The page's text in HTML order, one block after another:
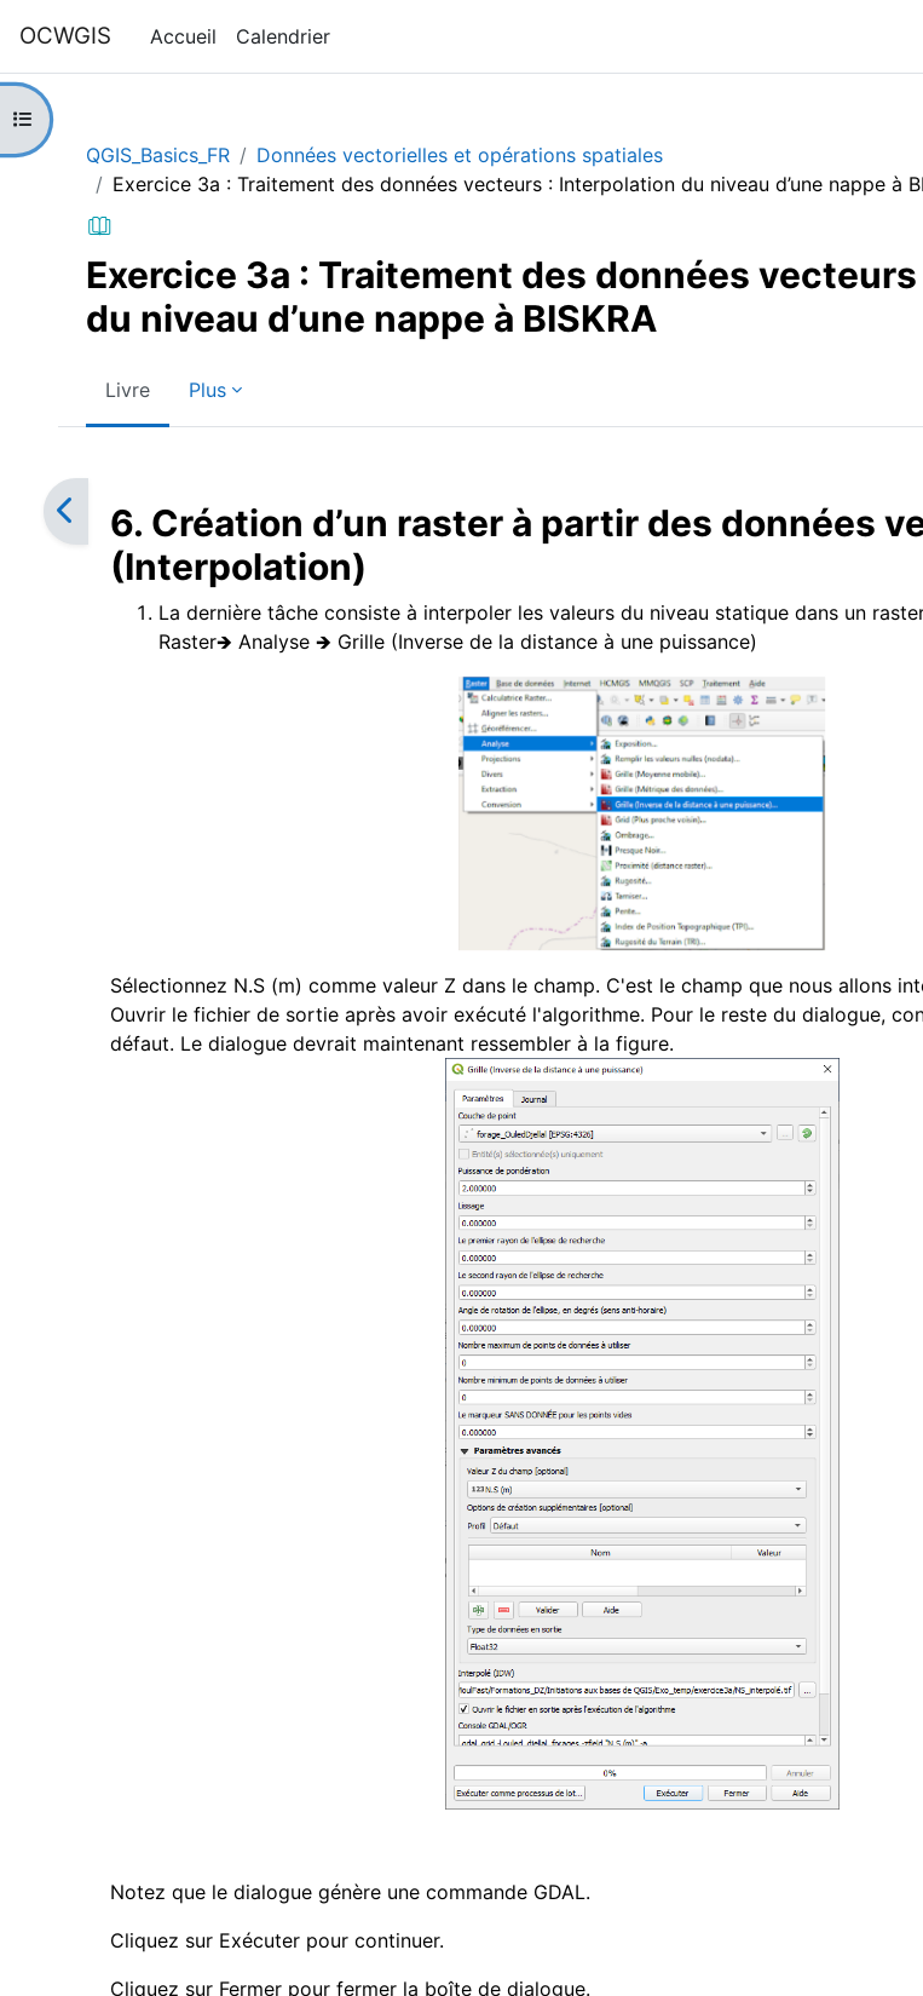
OCWGIS Accueil Calendrier
Ouvrir l’index du cours
QGIS_Basics_FR
Données vectorielles et opérations spatiales
Exercice 3a : Traitement des données vecteurs : Interpolation du niveau d’une nappe à
Exercice 3a : Traitement des données
du niveau d’une nappe à BISKRA
Livre Plus
6. Création d’un raster à partir des données
(Interpolation)
La dernière tâche consiste à interpoler les valeurs du niveau statique dans un
Raster🡺 Analyse 🡺 Grille (Inverse de la distance à une puissance)
Sélectionnez N.S (m) comme valeur Z dans le champ. C'est le champ que nous allons
Ouvrir le fichier de sortie après avoir exécuté l'algorithme. Pour le reste du dialogue,
défaut. Le dialogue devrait maintenant ressembler à la figure.
Notez que le dialogue génère une commande GDAL.
Cliquez sur Exécuter pour continuer.
Cliquez sur Fermer pour fermer la boîte de dialogue.